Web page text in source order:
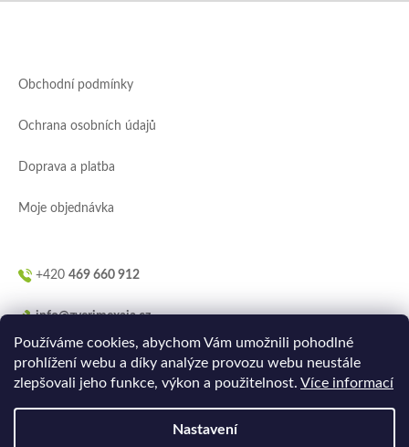
Používáme cookies, abychom Vám umožnili pohodlné
prohlížení webu a díky analýze provozu webu neustále
zlepšovali jeho funkce, výkon a použitelnost. Více informací
Nastavení
Obchodní podmínky
Ochrana osobních údajů
Doprava a platba
Moje objednávka
+420 469 660 912
info@zverimexaja.cz
VytvořiloLer.studio